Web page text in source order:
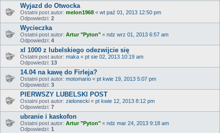
Wyjazd do Otwocka
Ostatni post autor: melon1968 « wt paź 01, 2013 12:50 pm
Odpowiedzi: 2
Wycieczka
Ostatni post autor: Artur "Pyton" « ndz wrz 01, 2013 6:57 am
Odpowiedzi: 4
xl 1000 z lubelskiego odezwijcie się
Ostatni post autor: maka « pt sie 02, 2013 10:19 am
Odpowiedzi: 13
14.04 na kawę do Firleja?
Ostatni post autor: motomario « pt kwie 19, 2013 5:07 pm
Odpowiedzi: 3
PIERWSZY LUBELSKI POST
Ostatni post autor: zielonecki « pt kwie 12, 2013 8:12 pm
Odpowiedzi: 7
ubranie i kaskofon
Ostatni post autor: Artur "Pyton" « ndz mar 24, 2013 9:18 am
Odpowiedzi: 1